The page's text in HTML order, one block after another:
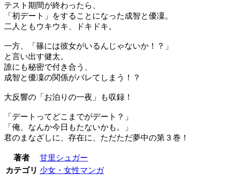
テスト期間が終わったら、
「初デート」をすることになった成智と優凜。
二人ともウキウキ、ドキドキ。
一方、「篠には彼女がいるんじゃないか！？」
と言い出す健太。
誰にも秘密で付き合う、
成智と優凜の関係がバレてしまう！？
大反響の「お泊りの一夜」も収録！
「デートってどこまでがデート？」
「俺、なんか今日もたないかも。」
君のまなざしに、存在に、ただただ夢中の第３巻！
著者
甘里シュガー
カテゴリ 少女・女性マンガ